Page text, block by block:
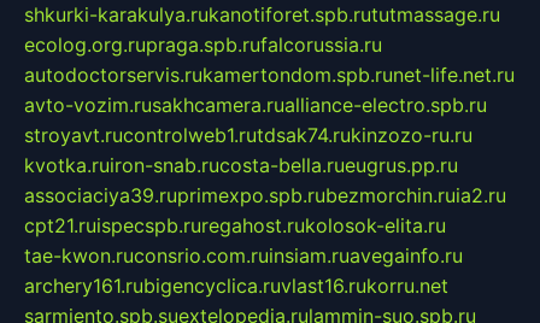
shkurki-karakulya.rukanotiforet.spb.rututmassage.ru
ecolog.org.rupraga.spb.rufalcorussia.ru
autodoctorservis.rukamertondom.spb.runet-life.net.ru
avto-vozim.rusakhcamera.rualliance-electro.spb.ru
stroyavt.rucontrolweb1.rutdsak74.rukinzozo-ru.ru
kvotka.ruiron-snab.rucosta-bella.rueugrus.pp.ru
associaciya39.ruprimexpo.spb.rubezmorchin.ruia2.ru
cpt21.ruispecspb.ruregahost.rukolosok-elita.ru
tae-kwon.ruconsrio.com.ruinsiam.ruavegainfo.ru
archery161.rubigencyclica.ruvlast16.rukorru.net
sarmiento.spb.suextelopedia.rulammin-suo.spb.ru